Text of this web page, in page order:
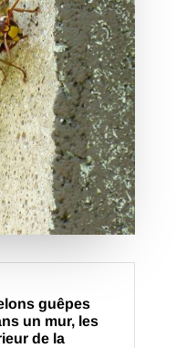
guêpes
un mur, les
de la